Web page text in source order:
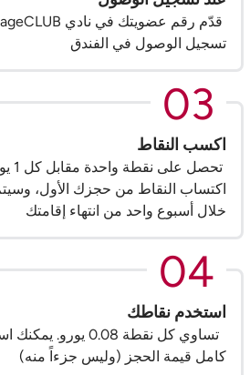
تسجيل الوصول في الفندق
03
اكسب النقاط
اكتساب النقاط من حجزك الأول،
خلال أسبوع واحد من انتهاء إقامتك
04
استخدم نقاطك
تساوي كل نقطة 0.08
كامل قيمة الحجز (وليس جزءاً منه)